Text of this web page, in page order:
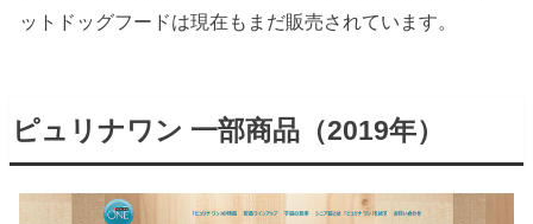
ットドッグフードは現在もまだ販売されています。
ピュリナワン 一部商品（2019年）